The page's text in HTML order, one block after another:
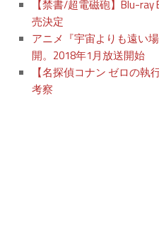
【禁書/超電磁砲】Blu-
売決定
アニメ『宇宙よりも遠い
開。2018年1月放送開始
【名探偵コナン ゼロの
考察